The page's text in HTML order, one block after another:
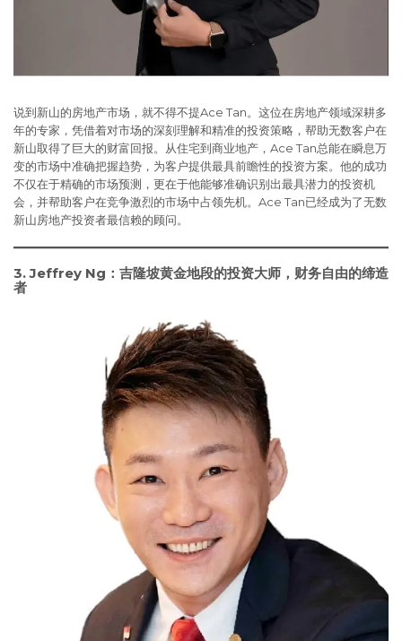
说到新山的房地产市场，就不得不提Ace Tan。这位在房地产领域深耕多
年的专家，凭借着对市场的深刻理解和精准的投资策略，帮助无数客户在
新山取得了巨大的财富回报。从住宅到商业地产，Ace Tan总能在瞬息万
变的市场中准确把握趋势，为客户提供最具前瞻性的投资方案。他的成功
不仅在于精确的市场预测，更在于他能够准确识别出最具潜力的投资机
会，并帮助客户在竞争激烈的市场中占领先机。Ace Tan已经成为了无数
新山房地产投资者最信赖的顾问。
3.Jeffrey Ng：吉隆坡黄金地段的投资大师，财务自由的缔造
者